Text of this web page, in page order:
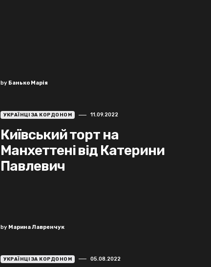
by Банько Марія
УКРАЇНЦІ ЗА КОРДОНОМ 11.09.2022
Київський торт на
Манхеттені від Катерини
Павлевич
by Марина Лавренчук
УКРАЇНЦІ ЗА КОРДОНОМ 05.08.2022